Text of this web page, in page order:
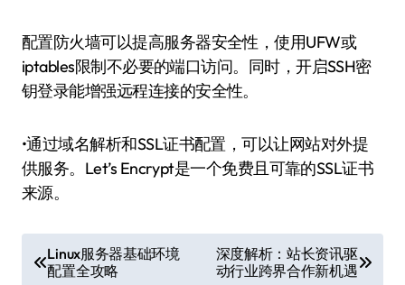
配置防火墙可以提高服务器安全性，使用UFW或
iptables限制不必要的端口访问。同时，开启SSH密
钥登录能增强远程连接的安全性。
•通过域名解析和SSL证书配置，可以让网站对外提
供服务。Let’s Encrypt是一个免费且可靠的SSL证书
来源。
章
Linux服务器基础环境
配置全攻略
深度解析：站长资讯驱
动行业跨界合作新机遇